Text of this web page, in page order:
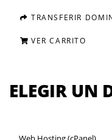
TRANSFERIR
VER CARRITO
ELEGIR UN